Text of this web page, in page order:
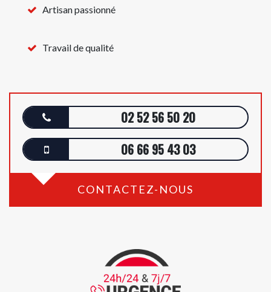
Artisan passionné
Travail de qualité
02 52 56 50 20
06 66 95 43 03
CONTACTEZ-NOUS